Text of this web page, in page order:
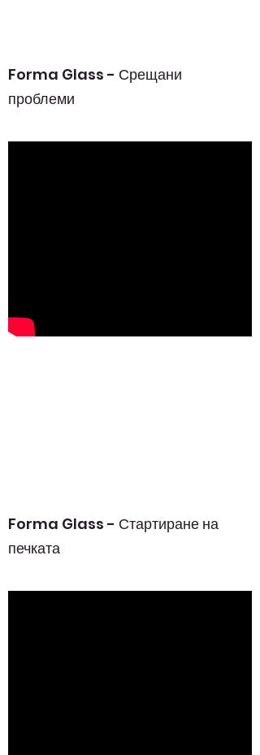
Forma Glass - Срещани
проблеми
Forma Glass - Стартиране на
печката